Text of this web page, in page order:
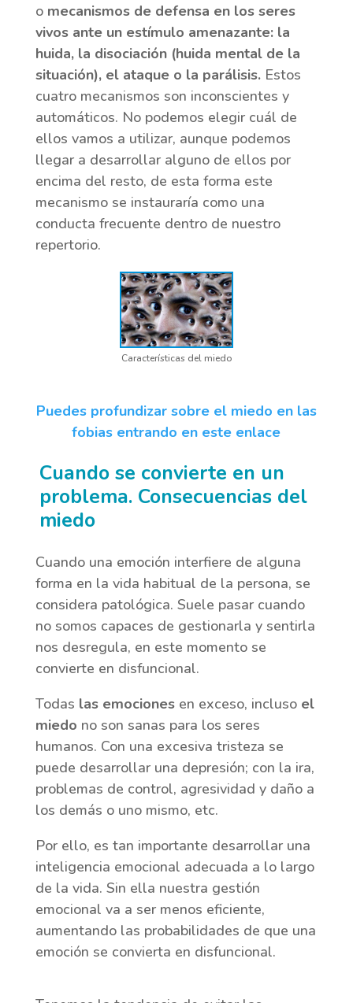
o mecanismos de defensa en los seres
vivos ante un estímulo amenazante: la
huida, la disociación (huida mental de la
situación), el ataque o la parálisis.Estos
cuatro mecanismos son inconscientes y
automáticos. No podemos elegir cuál de
ellos vamos a utilizar, aunque podemos
llegar a desarrollar alguno de ellos por
encima del resto, de esta forma este
mecanismo se instauraría como una
conducta frecuente dentro de nuestro
repertorio.
Características del miedo
Puedes profundizar sobre el miedo en las
fobias entrando en este enlace
Cuando se convierte en un
problema. Consecuencias del
miedo
Cuando una emoción interfiere de alguna
forma en la vida habitual de la persona, se
considera patológica. Suele pasar cuando
no somos capaces de gestionarla y sentirla
nos desregula, en este momento se
convierte en disfuncional.
Todas las emociones en exceso, incluso el
miedo no son sanas para los seres
humanos. Con una excesiva tristeza se
puede desarrollar una depresión; con la ira,
problemas de control, agresividad y daño a
los demás o uno mismo, etc.
Por ello, es tan importante desarrollar una
inteligencia emocional adecuada a lo largo
de la vida. Sin ella nuestra gestión
emocional va a ser menos eficiente,
aumentando las probabilidades de que una
emoción se convierta en disfuncional.